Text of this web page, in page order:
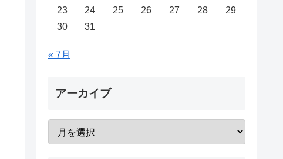
23
24 25 26 27 28
29
30
31
« 7月
アーカイブ